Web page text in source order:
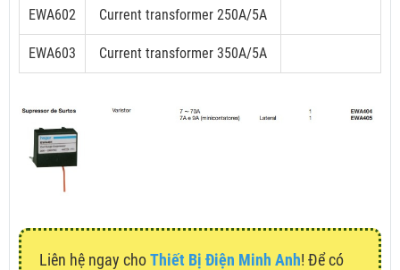
EWA602 Current transformer 250A/5A
EWA603 Current transformer 350A/5A
Liên hệ ngay choThiết Bị Điện Minh Anh! Để có